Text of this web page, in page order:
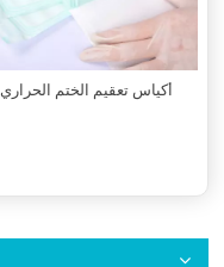
أكياس تعقيم الختم الحراري